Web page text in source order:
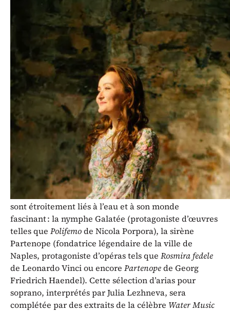
Les Rencontres Musicales de la
Vallée de Joux présententMermaids
& Water in Music
, avec Julia
Lezhneva, Dmitry Smirnov et le
Kammerorchester Basel.
Parmi les éléments naturels, l’eau est sans doute l’un
des plus importants dans la poétique de l’époque
baroque. Mers, rivières, lacs, tempêtes… combien de
musiques instrumentales ou vocales ont été inspirées
par l’eau sous ses différentes formes ? Le programme
Mermaidsnous invite à (re)découvrir des œuvres
baroques dans lesquelles les personnages féminins
sont étroitement liés à l’eau et à son monde
fascinant : la nymphe Galatée (protagoniste d’œuvres
telles que Polifemode Nicola Porpora), la sirène
Partenope (fondatrice légendaire de la ville de
Naples, protagoniste d’opéras tels que Rosmira fedele
de Leonardo Vinci ou encore Partenopede Georg
Friedrich Haendel). Cette sélection d’arias pour
soprano, interprétés par Julia Lezhneva, sera
complétée par des extraits de la célèbre Water Music